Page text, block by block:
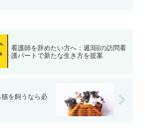
看護師を辞めたい方へ：週3回の訪問看
護パートで新たな生き方を提案
を飼うなら必